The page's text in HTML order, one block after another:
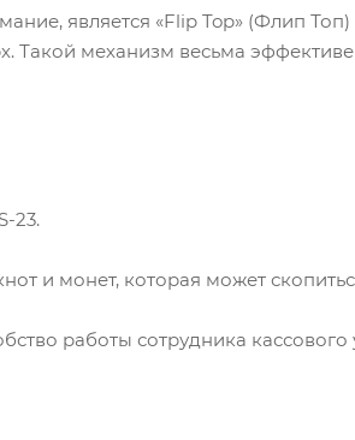
является «Flip Top» (Флип Топ)
Такой механизм весьма
23.
и монет, которая может
работы сотрудника кассового